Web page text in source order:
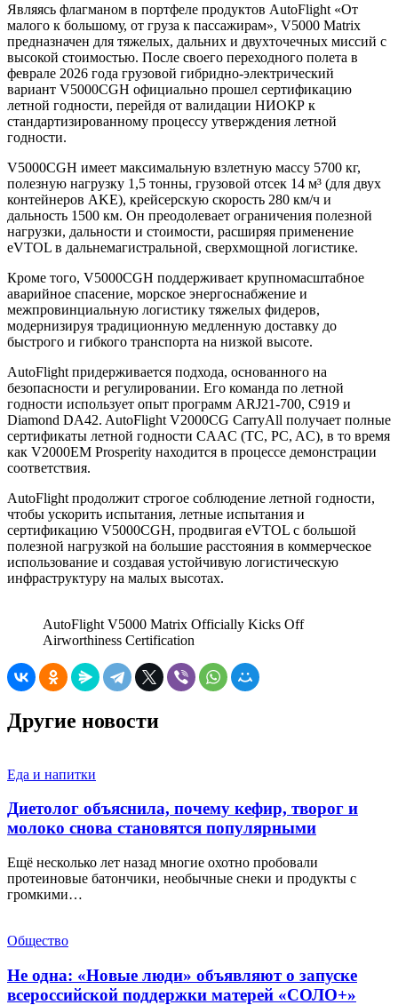
Являясь флагманом в портфеле продуктов AutoFlight «От
малого к большому, от груза к пассажирам», V5000 Matrix
предназначен для тяжелых, дальних и двухточечных миссий с
высокой стоимостью. После своего переходного полета в
феврале 2026 года грузовой гибридно-электрический
вариант V5000CGH официально прошел сертификацию
летной годности, перейдя от валидации НИОКР к
стандартизированному процессу утверждения летной
годности.
V5000CGH имеет максимальную взлетную массу 5700 кг,
полезную нагрузку 1,5 тонны, грузовой отсек 14 м³ (для двух
контейнеров AKE), крейсерскую скорость 280 км/ч и
дальность 1500 км. Он преодолевает ограничения полезной
нагрузки, дальности и стоимости, расширяя применение
eVTOL в дальнемагистральной, сверхмощной логистике.
Кроме того, V5000CGH поддерживает крупномасштабное
аварийное спасение, морское энергоснабжение и
межпровинциальную логистику тяжелых фидеров,
модернизируя традиционную медленную доставку до
быстрого и гибкого транспорта на низкой высоте.
AutoFlight придерживается подхода, основанного на
безопасности и регулировании. Его команда по летной
годности использует опыт программ ARJ21-700, C919 и
Diamond DA42. AutoFlight V2000CG CarryAll получает полные
сертификаты летной годности CAAC (TC, PC, AC), в то время
как V2000EM Prosperity находится в процессе демонстрации
соответствия.
AutoFlight продолжит строгое соблюдение летной годности,
чтобы ускорить испытания, летные испытания и
сертификацию V5000CGH, продвигая eVTOL с большой
полезной нагрузкой на большие расстояния в коммерческое
использование и создавая устойчивую логистическую
инфраструктуру на малых высотах.
AutoFlight V5000 Matrix Officially Kicks Off
Airworthiness Certification
Другие новости
Еда и напитки
Диетолог объяснила, почему кефир, творог и
молоко снова становятся популярными
Ещё несколько лет назад многие охотно пробовали
протеиновые батончики, необычные снеки и продукты с
громкими…
Общество
Не одна: «Новые люди» объявляют о запуске
всероссийской поддержки матерей «СОЛО+»